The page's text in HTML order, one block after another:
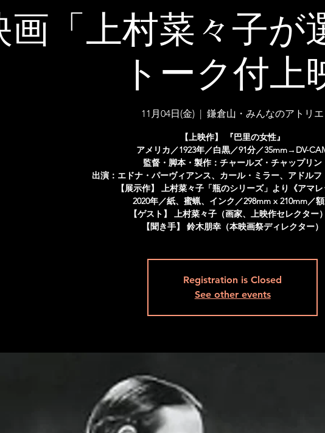
画「上村菜々子が
トーク付上
11月04日(金)
  |
鎌倉山・みんなのアトリエ
【上映作】 『巴里の女性』
アメリカ／1923年／白黒／91分／35mm→DV-
監督・脚本・製作：チャールズ・チャップリン
出演：エドナ・パーヴィアンス、カール・ミラー、アドルフ
【展示作】 上村菜々子「瓶のシリーズ」より《アマレ
2020年／紙、蜜蝋、インク／298mm x 210mm／
【ゲスト】 上村菜々子（画家、上映作セレクター
【聞き手】 鈴木朋幸（本映画祭ディレクター）
Registration is Closed
See other events